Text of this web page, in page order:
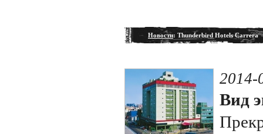
Новости: Thunderbird Hotels Carrera
2014-
Вид